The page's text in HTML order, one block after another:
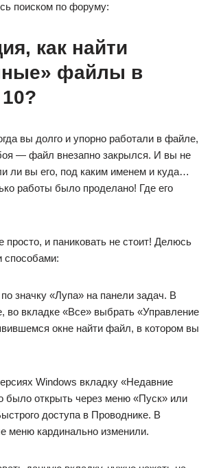
доступа Проводника. Для
Windows, кликните правой кнопкой
документы» («Recent»), выберите
быстрого доступа».
горячие клавиши Win+E).
настройте функцию
проделанные вами труды не
будет темой другой статьи.
blocked cisco anyconnect что делать
на несколько столбцов в excel
на ssd